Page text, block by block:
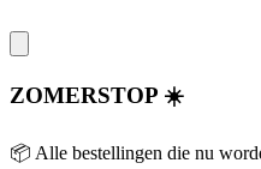
ZOMERSTOP ☀️
📦 Alle bestellingen die nu